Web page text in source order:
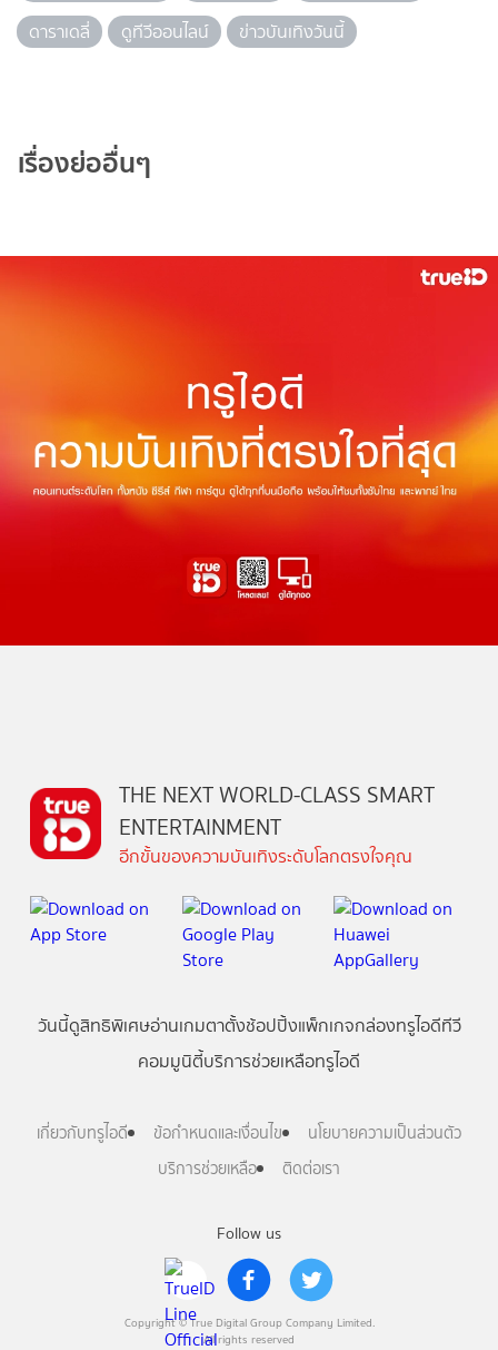
ดาราเดลี่
ดูทีวีออนไลน์ ข่าวบันเทิงวันนี้
เรื่องย่ออื่นๆ
Follow us
Copyright © True Digital Group Company Limited.
All rights reserved
THE NEXT WORLD-CLASS SMART
ENTERTAINMENT
อีกขั้นของความบันเทิงระดับโลกตรงใจคุณ
วันนี้ดูสิทธิพิเศษอ่านเกมตาตั้งช้อปปิ้งแพ็กเกจกล่องทรูไอดีทีวี
คอมมูนิตี้บริการช่วยเหลือทรูไอดี
เกี่ยวกับทรูไอดี ข้อกำหนดและเงื่อนไข
นโยบายความเป็นส่วนตัว
บริการช่วยเหลือ
ติดต่อเรา